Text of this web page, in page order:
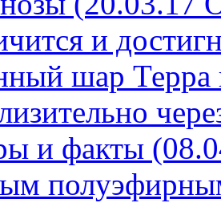
и
шар Терра
и факты